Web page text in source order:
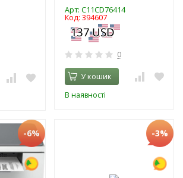
Арт: C11CD76414
Код: 394607
0
У кошик
В наявності
-6% -3%